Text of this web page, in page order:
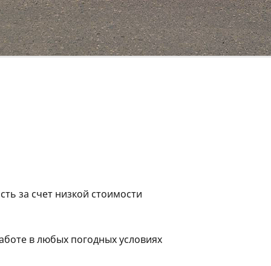
за счет низкой стоимости
в любых погодных условиях